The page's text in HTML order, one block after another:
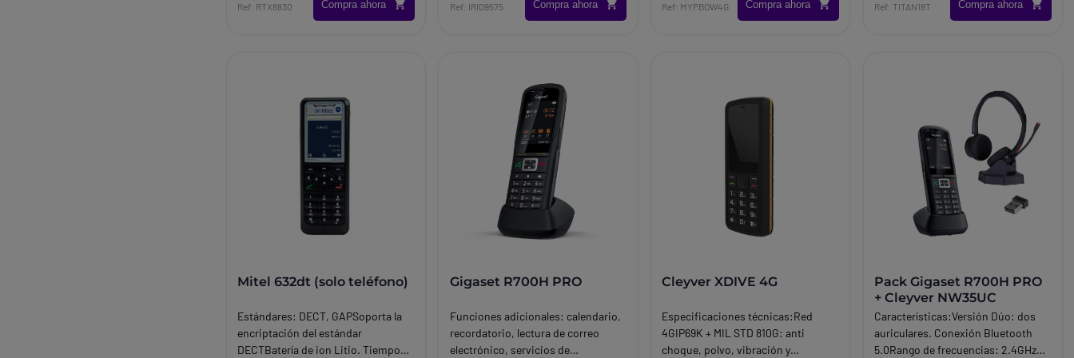
Ref: RTX8830 Compra ahora Ref: IRID9575 Compra ahora Ref: MYPBOW4G Compra ahora Ref: TITAN18T Compra ahora
Mitel 632dt (solo teléfono)
Estándares: DECT, GAPSoporta la
encriptación del estándar
DECTBatería de ion Litio. Tiempo
Gigaset R700H PRO
Funciones adicionales: calendario,
recordatorio, lectura de correo
electrónico, servicios de
Cleyver XDIVE 4G
Especificaciones técnicas:Red
4GIP69K + MIL STD 810G: anti
choque, polvo, vibración y
Pack Gigaset R700H PRO
+ Cleyver NW35UC
Características:Versión Dúo: dos
auriculares. Conexión Bluetooth
5.0Rango de frecuencias: 2.4GHz